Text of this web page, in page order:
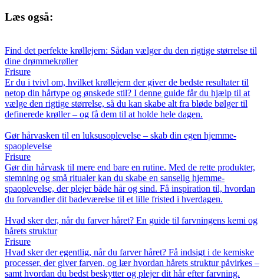
Læs også:
Find det perfekte krøllejern: Sådan vælger du den rigtige størrelse til
dine drømmekrøller
Frisure
Er du i tvivl om, hvilket krøllejern der giver de bedste resultater til
netop din hårtype og ønskede stil? I denne guide får du hjælp til at
vælge den rigtige størrelse, så du kan skabe alt fra bløde bølger til
definerede krøller – og få dem til at holde hele dagen.
Gør hårvasken til en luksusoplevelse – skab din egen hjemme-
spaoplevelse
Frisure
Gør din hårvask til mere end bare en rutine. Med de rette produkter,
stemning og små ritualer kan du skabe en sanselig hjemme-
spaoplevelse, der plejer både hår og sind. Få inspiration til, hvordan
du forvandler dit badeværelse til et lille fristed i hverdagen.
Hvad sker der, når du farver håret? En guide til farvningens kemi og
hårets struktur
Frisure
Hvad sker der egentlig, når du farver håret? Få indsigt i de kemiske
processer, der giver farven, og lær hvordan hårets struktur påvirkes –
samt hvordan du bedst beskytter og plejer dit hår efter farvning.